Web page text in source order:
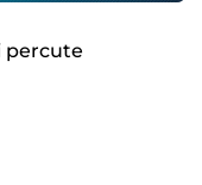
percute